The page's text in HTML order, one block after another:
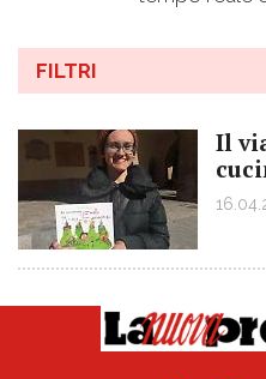
FILTRI
Il